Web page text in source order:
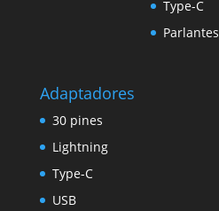
Type-C
Parlantes
Adaptadores
30 pines
Lightning
Type-C
USB